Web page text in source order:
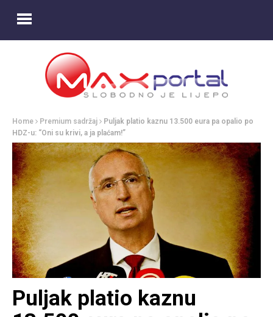
Home Premium sadržaj
Puljak platio kaznu 13.500 eura pa opalio po
HDZ-u: “Oni su krivi, a ja plaćam!”
Puljak platio kaznu